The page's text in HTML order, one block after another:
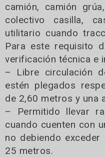
camión, camión
colectivo casilla,
utilitario cuando
Para este requisito
verificación técnica e
– Libre circulación
estén plegados
de 2,60 metros y una
– Permitido llevar
cuando cuenten con
no debiendo
25 metros.